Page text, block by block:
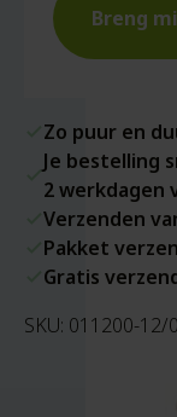
Breng
Zo puur en
Je bestelling
2 werkdagen
Verzenden
Pakket
Gratis
SKU: 011200-12/